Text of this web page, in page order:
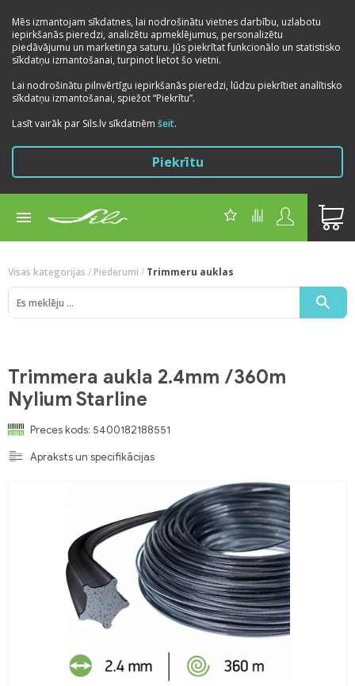
Mēs izmantojam sīkdatnes, lai nodrošinātu vietnes darbību, uzlabotu
iepirkšanās pieredzi, analizētu apmeklējumus, personalizētu
piedāvājumu un marketinga saturu. Jūs piekrītat funkcionālo un statistisko
sīkdatņu izmantošanai, turpinot lietot šo vietni.
Lai nodrošinātu pilnvērtīgu iepirkšanās pieredzi, lūdzu piekrītiet analītisko
sīkdatņu izmantošanai, spiežot “Piekrītu”.
Lasīt vairāk par Sils.lv sīkdatnēm šeit.
Piekrītu
Visas kategorijas / Piederumi / Trimmeru auklas
Trimmera aukla 2.4mm /360m
Nylium Starline
Preces kods: 5400182188551
Apraksts un specifikācijas
Previous